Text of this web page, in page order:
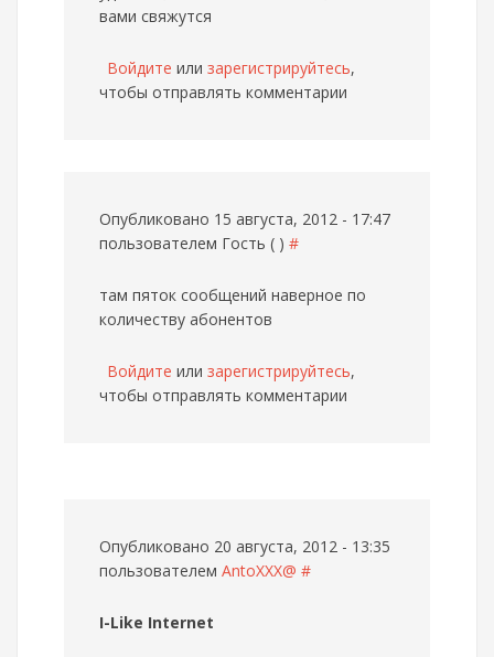
вами свяжутся
Войдите или зарегистрируйтесь,
чтобы отправлять комментарии
Опубликовано 15 августа, 2012 - 17:47
пользователем Гость ( ) #
там пяток сообщений наверное по
количеству абонентов
Войдите или зарегистрируйтесь,
чтобы отправлять комментарии
Опубликовано 20 августа, 2012 - 13:35
пользователем AntoXXX@ #
I-Like Internet